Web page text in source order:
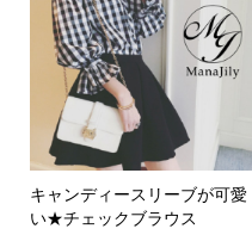
キャンディースリーブが可愛
い★チェックブラウス